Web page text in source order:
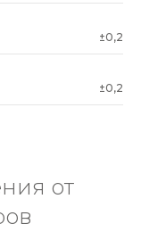
±0,2
±0,2
от